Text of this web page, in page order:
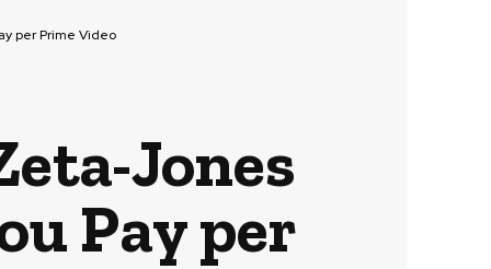
per Prime Video
Jones
Pay per